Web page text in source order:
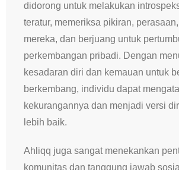
didorong untuk melakukan
teratur, memeriksa pikiran,
mereka, dan berjuang untuk
perkembangan pribadi. Dengan
kesadaran diri dan kemauan untuk
berkembang, individu dapat
kekurangannya dan menjadi versi
lebih baik.
Ahliqq juga sangat menekankan
komunitas dan tanggung jawab